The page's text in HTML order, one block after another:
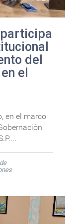
participa
del
el
en el marco